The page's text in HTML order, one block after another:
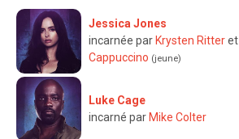
Jessica Jones
incarnée par Krysten Ritteret
Cappuccino (jeune)
Luke Cage
incarné par Mike Colter